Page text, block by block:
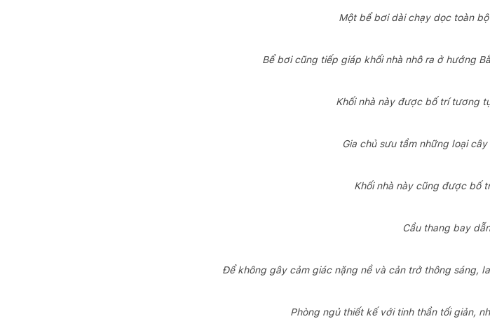
Một bể bơi dài chạy dọc toàn
Bể bơi cũng tiếp giáp khối nhà nhô ra ở hướng
Khối nhà này được bố trí tương
Gia chủ sưu tầm những loại
Khối nhà này cũng được bố
Cầu thang bay
Để không gây cảm giác nặng nề và cản trở thông sáng,
Phòng ngủ thiết kế với tinh thần tối giản,